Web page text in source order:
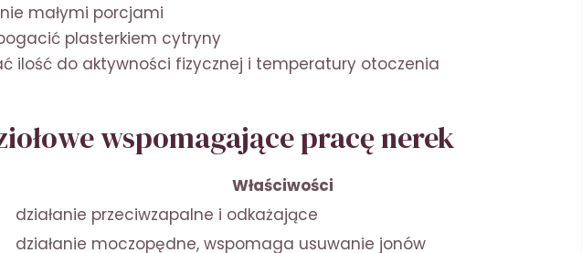
małymi porcjami
plasterkiem cytryny
ilość do aktywności fizycznej i temperatury otoczenia
wspomagające pracę nerek
Właściwości
działanie przeciwzapalne i odkażające
działanie moczopędne, wspomaga usuwanie jonów